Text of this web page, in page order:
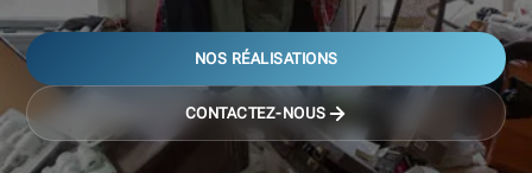
NOS RÉALISATIONS
CONTACTEZ-NOUS